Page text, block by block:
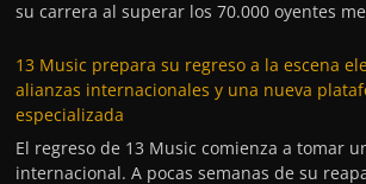
su carrera al superar los 70.000 oyentes
13 Music prepara su regreso a la escena
alianzas internacionales y una nueva
especializada
El regreso de 13 Music comienza a tomar
internacional. A pocas semanas de su